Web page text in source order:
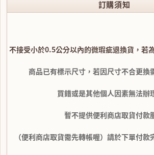
訂購須知
不接受小於0.5公分以內的微瑕疵退換貨，若
商品已有標示尺寸，若因尺寸不合更換
買錯或是其他個人因素無法辦
暫不提供便利商店取貨付款
（便利商店取貨需先轉帳喔）請於下單付